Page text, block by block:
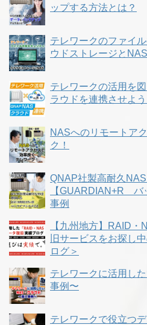
ップする方法とは？
テレワークのファイ
ウドストレージとNAS
テレワークの活用を
ラウドを連携させよう
NASへのリモートア
ク！
QNAP社製高耐久
【GUARDIAN+R バ
事例
【九州地方】RAID
旧サービスをお探し
ログ＞
テレワークに活用し
事例〜
テレワークで役立つ